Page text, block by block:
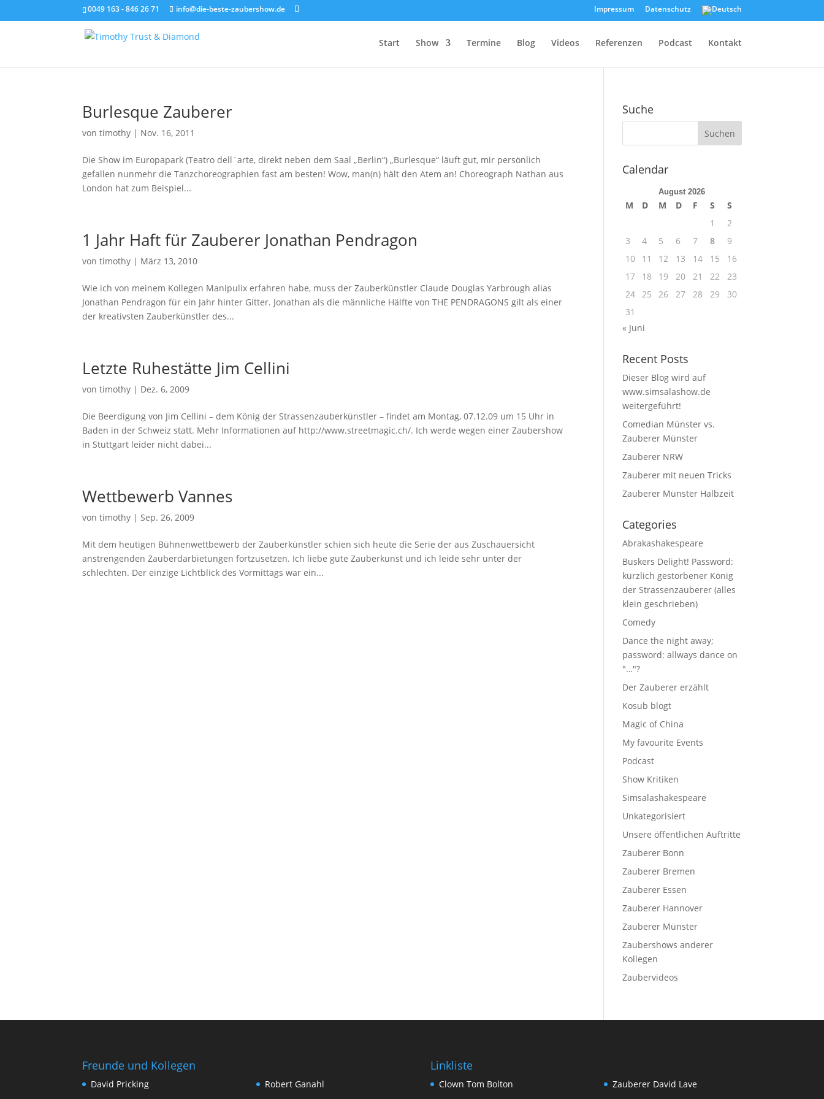
0049 163 - 846 26 71 info@die-beste-zaubershow.de Impressum Datenschutz
Start Show Termine Blog Videos Referenzen Podcast Kontakt
Burlesque Zauberer
vontimothy | Nov. 16, 2011
Die Show im Europapark (Teatro dell´arte, direkt neben dem Saal „Berlin“) „Burlesque“ läuft gut, mir persönlich
gefallen nunmehr die Tanzchoreographien fast am besten! Wow, man(n) hält den Atem an! Choreograph Nathan aus
London hat zum Beispiel...
1 Jahr Haft für Zauberer Jonathan Pendragon
vontimothy | März 13, 2010
Wie ich von meinem Kollegen Manipulix erfahren habe, muss der Zauberkünstler Claude Douglas Yarbrough alias
Jonathan Pendragon für ein Jahr hinter Gitter. Jonathan als die männliche Hälfte von THE PENDRAGONS gilt als einer
der kreativsten Zauberkünstler des...
Letzte Ruhestätte Jim Cellini
vontimothy | Dez. 6, 2009
Die Beerdigung von Jim Cellini – dem König der Strassenzauberkünstler – findet am Montag, 07.12.09 um 15 Uhr in
Baden in der Schweiz statt. Mehr Informationen auf http://www.streetmagic.ch/. Ich werde wegen einer Zaubershow
in Stuttgart leider nicht dabei...
Wettbewerb Vannes
vontimothy |Sep. 26, 2009
Mit dem heutigen Bühnenwettbewerb der Zauberkünstler schien sich heute die Serie der aus Zuschauersicht
anstrengenden Zauberdarbietungen fortzusetzen. Ich liebe gute Zauberkunst und ich leide sehr unter der
schlechten. Der einzige Lichtblick des Vormittags war ein...
Suche
Calendar
August 2026
M D M D F S
S
1
2
3
4 5 6 7 8
9
10
11 12 13 14 15
16
17
18 19 20 21 22
23
24 25 26 27 28 29
30
31
« Juni
Recent Posts
Dieser Blog wird auf
www.simsalashow.de
weitergeführt!
Comedian Münster vs.
Zauberer Münster
Zauberer NRW
Zauberer mit neuen Tricks
Zauberer Münster Halbzeit
Categories
Abrakashakespeare
Buskers Delight! Password:
kürzlich gestorbener König
der Strassenzauberer (alles
klein geschrieben)
Comedy
Dance the night away;
password: allways dance on
"…"?
Der Zauberer erzählt
Kosub blogt
Magic of China
My favourite Events
Podcast
Show Kritiken
Simsalashakespeare
Unkategorisiert
Unsere öffentlichen Auftritte
Zauberer Bonn
Zauberer Bremen
Zauberer Essen
Zauberer Hannover
Zauberer Münster
Zaubershows anderer
Kollegen
Zaubervideos
Freunde und Kollegen
David Pricking
Robert Ganahl
Linkliste
Clown Tom Bolton
Zauberer David Lave